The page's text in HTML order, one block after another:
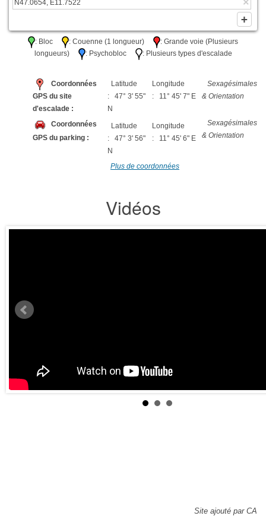
: Bloc : Couenne (1 longueur)
: Grande voie (Plusieurs
longueurs)
: Psychobloc : Plusieurs types d'escalade
Coordonnées
GPS du site
d'escalade :
Latitude
: 47° 3' 55"
N
Longitude
: 11° 45' 7" E
Sexagésimales
& Orientation
Coordonnées
GPS du parking :
Latitude
: 47° 3' 56"
N
Longitude
: 11° 45' 6" E
Sexagésimales
& Orientation
Plus de coordonnées
Vidéos
Site ajouté par CA